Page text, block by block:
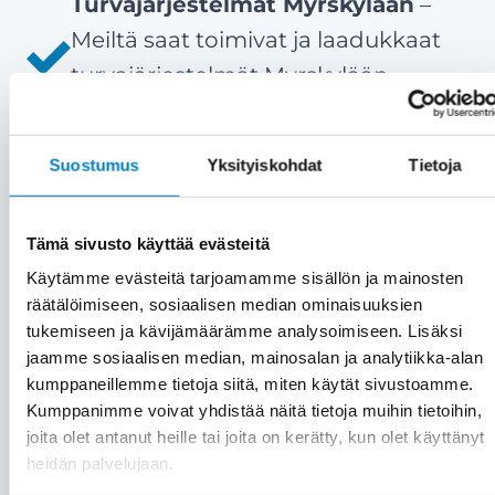
Suostumus Yksityiskohdat Tietoja
Tämä sivusto käyttää evästeitä
Käytämme evästeitä tarjoamamme sisällön ja mainosten
räätälöimiseen, sosiaalisen median ominaisuuksien
tukemiseen ja kävijämäärämme analysoimiseen. Lisäksi
jaamme sosiaalisen median, mainosalan ja analytiikka-alan
kumppaneillemme tietoja siitä, miten käytät sivustoamme.
Kumppanimme voivat yhdistää näitä tietoja muihin tietoihin,
joita olet antanut heille tai joita on kerätty, kun olet käyttänyt
heidän palvelujaan.
Meiltä saat toimivat ja laadukkaat
turvajärjestelmät Myrskylään
kaikki kaikessa– Meille asiakas on
vaan vain aitoon tarpeeseen.
Asiakastyytyväisyytemme on yli 90
%.
Kattavat palvelut saman katon
alta– Kiinteistön turvajärjestelmien
lisäksi saat meiltä kätevästi saman
katon alta muutkin huolto- ja